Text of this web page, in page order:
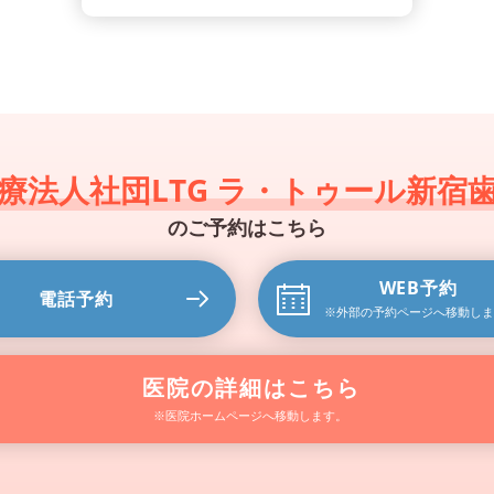
法人社団LTG ラ・トゥール新宿
のご予約はこちら
電話予約 WEB予約
※外部の予約ページへ移動し
医院の詳細はこちら
※医院ホームページへ移動します。